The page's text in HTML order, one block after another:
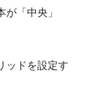
「中央」
ッドを設定す